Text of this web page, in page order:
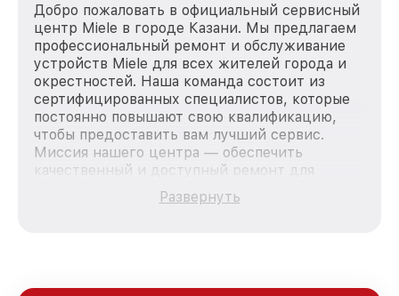
Добро пожаловать в официальный сервисный
центр Miele в городе Казани. Мы предлагаем
профессиональный ремонт и обслуживание
устройств Miele для всех жителей города и
окрестностей. Наша команда состоит из
сертифицированных специалистов, которые
постоянно повышают свою квалификацию,
чтобы предоставить вам лучший сервис.
Миссия нашего центра — обеспечить
качественный и доступный ремонт для
каждого пользователя продукции Miele, вне
зависимости от сложности поломки. Мы
Развернуть